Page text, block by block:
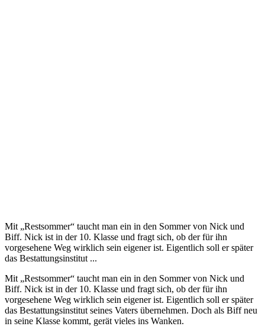
Mit „Restsommer“ taucht man ein in den Sommer von Nick und
Biff. Nick ist in der 10. Klasse und fragt sich, ob der für ihn
vorgesehene Weg wirklich sein eigener ist. Eigentlich soll er später
das Bestattungsinstitut ...
Mit „Restsommer“ taucht man ein in den Sommer von Nick und
Biff. Nick ist in der 10. Klasse und fragt sich, ob der für ihn
vorgesehene Weg wirklich sein eigener ist. Eigentlich soll er später
das Bestattungsinstitut seines Vaters übernehmen. Doch als Biff neu
in seine Klasse kommt, gerät vieles ins Wanken.